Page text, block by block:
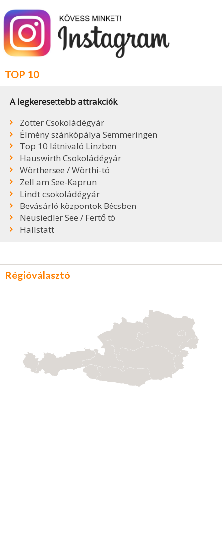
TOP 10
A legkeresettebb attrakciók
Zotter Csokoládégyár
Élmény szánkópálya Semmeringen
Top 10 látnivaló Linzben
Hauswirth Csokoládégyár
Wörthersee / Wörthi-tó
Zell am See-Kaprun
Lindt csokoládégyár
Bevásárló központok Bécsben
Neusiedler See / Fertő tó
Hallstatt
Régióválasztó